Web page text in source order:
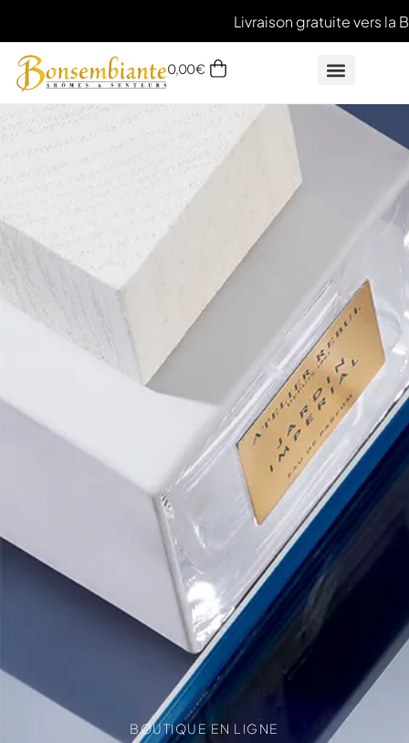
Livraison gratuite vers la
0,00€
BOUTIQUE EN LIGNE